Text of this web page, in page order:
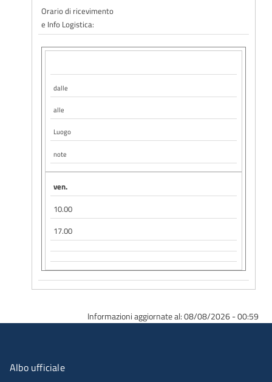
Orario di ricevimento
e Info Logistica:
dalle
alle
Luogo
note
ven.
10.00
17.00
Informazioni aggiornate al: 08/08/2026 - 00:59
Menu organizzazione
Albo ufficiale